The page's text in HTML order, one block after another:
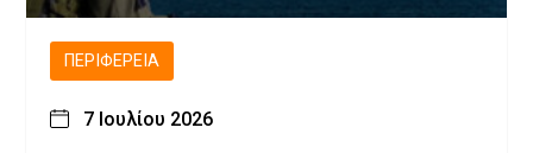
ΠΕΡΙΦΈΡΕΙΑ
7 Ιουλίου 2026